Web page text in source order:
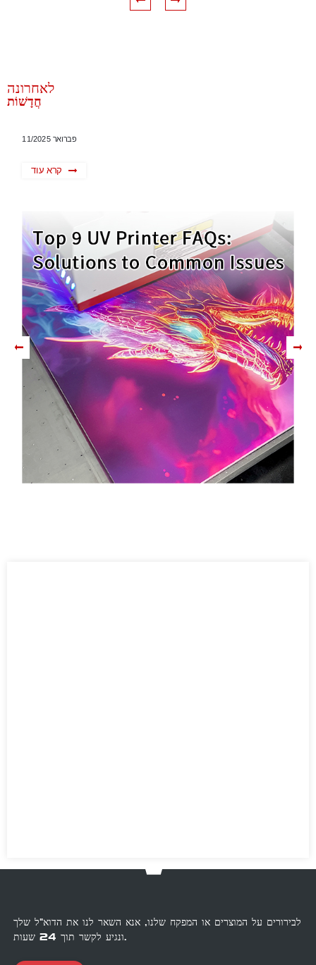
לאחרונה
חֲדָשׁוֹת
פברואר 11/2025
קרא עוד
לבירורים על המוצרים או המפקח שלנו, אנא השאר לנו את הדוא"ל שלך
ונגיע לקשר תוך 24 שעות.